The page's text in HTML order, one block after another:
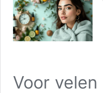
Voor